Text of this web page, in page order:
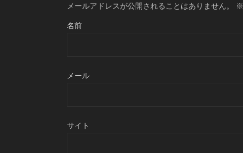
メールアドレスが公開されることはありません。 ※
名前
メール
サイト